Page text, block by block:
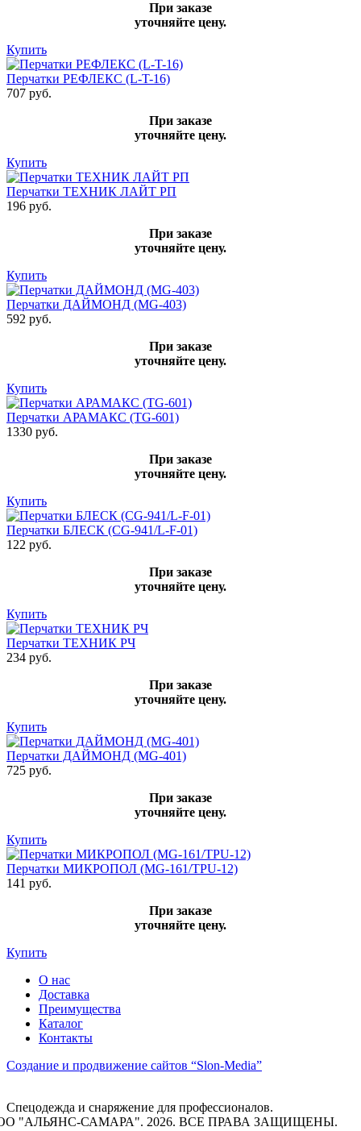
При заказе
уточняйте цену.
Купить
Перчатки РЕФЛЕКС (L-T-16)
707 руб.
При заказе
уточняйте цену.
Купить
Перчатки ТЕХНИК ЛАЙТ РП
196 руб.
При заказе
уточняйте цену.
Купить
Перчатки ДАЙМОНД (MG-403)
592 руб.
При заказе
уточняйте цену.
Купить
Перчатки АРАМАКС (TG-601)
1330 руб.
При заказе
уточняйте цену.
Купить
Перчатки БЛЕСК (CG-941/L-F-01)
122 руб.
При заказе
уточняйте цену.
Купить
Перчатки ТЕХНИК РЧ
234 руб.
При заказе
уточняйте цену.
Купить
Перчатки ДАЙМОНД (MG-401)
725 руб.
При заказе
уточняйте цену.
Купить
Перчатки МИКРОПОЛ (MG-161/TPU-12)
141 руб.
При заказе
уточняйте цену.
Купить
О нас
Доставка
Преимущества
Каталог
Контакты
Создание и продвижение сайтов “Slon-Media”
Спецодежда и снаряжение для профессионалов.
"АЛЬЯНС-САМАРА". 2026. ВСЕ ПРАВА ЗАЩИЩЕНЫ.